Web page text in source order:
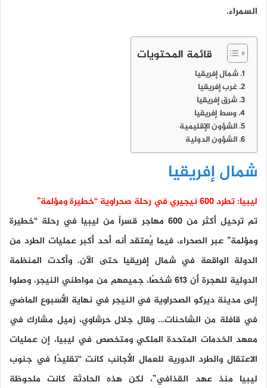
السمراء.
قائمة المحتويات
شمال إفريقيا
غرب إفريقيا
شرق إفريقيا
وسط إفريقيا
الشؤون الإقليمية
الشؤون الدولية
شمال إفريقيا
ليبيا: تطرد 600 نيجيري في رحلة صحراوية “خطيرة ومؤلمة”
تم ترحيل أكثر من 600 مهاجر قسراً من ليبيا في رحلة “خطيرة
ومؤلمة” عبر الصحراء، فيما يُعتقد أنه أحد أكبر عمليات الطرد من
الدولة الواقعة في شمال إفريقيا حتى الآن. وأكدت المنظمة
الدولية للهجرة أن 613 شخصًا، جميعهم من مواطني النيجر، وصلوا
إلى مدينة ديركو الصحراوية في النيجر في نهاية الأسبوع الماضي
في قافلة من الشاحنات… وقال جلال حرشاوي، زميل مشارك في
معهد الخدمات المتحدة الملكي ومتخصص في ليبيا، إن عمليات
الاعتقال والطرد الدورية للعمال الأجانب كانت “تقليدًا في جنوب
ليبيا منذ عهد القذافي”، لكن هذه الحادثة كانت ملحوظة